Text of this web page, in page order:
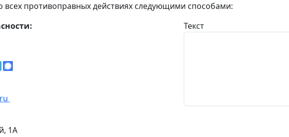
противоправных действиях следующими способами:
1А
Текст